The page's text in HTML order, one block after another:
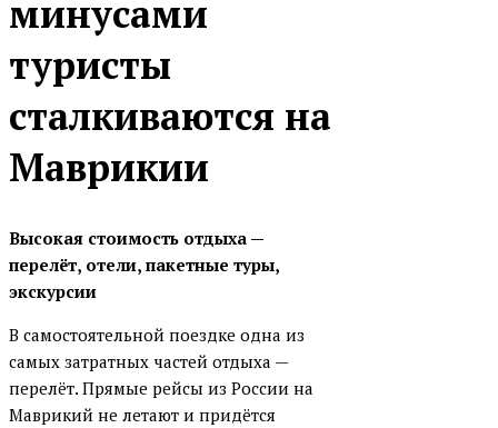
минусами
туристы
сталкиваются на
Маврикии
Высокая стоимость отдыха —
перелёт, отели, пакетные туры,
экскурсии
В самостоятельной поездке одна из
самых затратных частей отдыха —
перелёт. Прямые рейсы из России на
Маврикий не летают и придётся